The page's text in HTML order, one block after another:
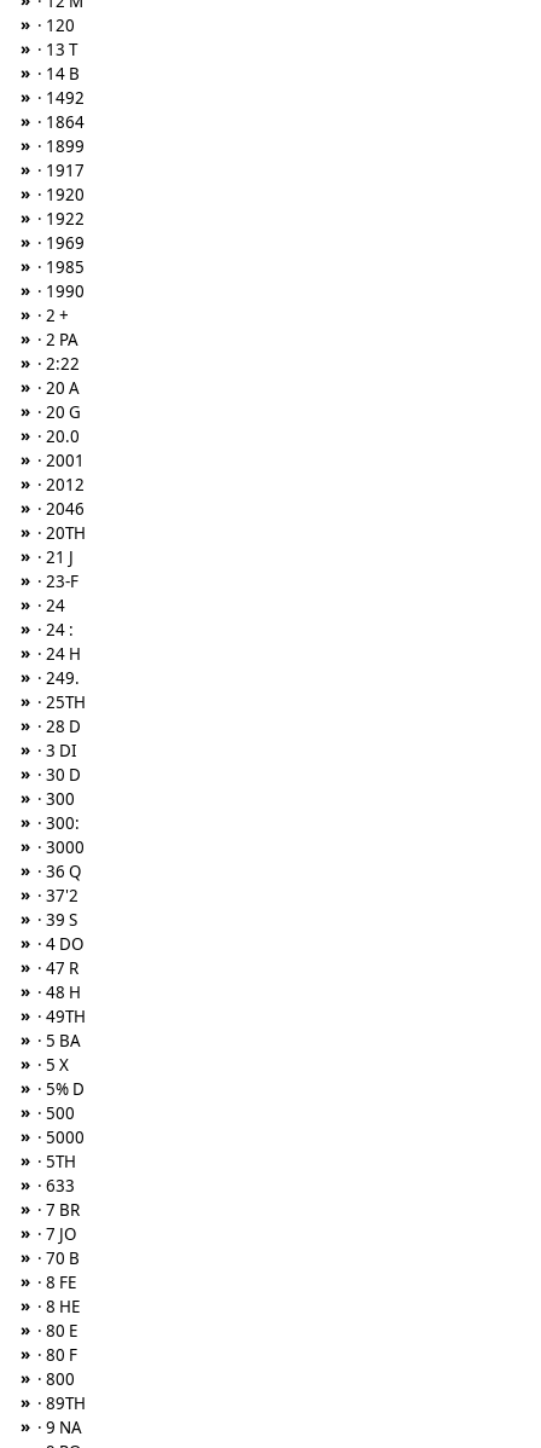
» · 120
» · 13 T
» · 14 B
» · 1492
» · 1864
» · 1899
» · 1917
» · 1920
» · 1922
» · 1969
» · 1985
» · 1990
» · 2 +
» · 2 PA
» · 2:22
» · 20 A
» · 20 G
» · 20.0
» · 2001
» · 2012
» · 2046
» · 20TH
» · 21 J
» · 23-F
» · 24
» · 24 :
» · 24 H
» · 249.
» · 25TH
» · 28 D
» · 3 DI
» · 30 D
» · 300
» · 300:
» · 3000
» · 36 Q
» · 37'2
» · 39 S
» · 4 DO
» · 47 R
» · 48 H
» · 49TH
» · 5 BA
» · 5 X
» · 5% D
» · 500
» · 5000
» · 5TH
» · 633
» · 7 BR
» · 7 JO
» · 70 B
» · 8 FE
» · 8 HE
» · 80 E
» · 80 F
» · 800
» · 89TH
» · 9 NA